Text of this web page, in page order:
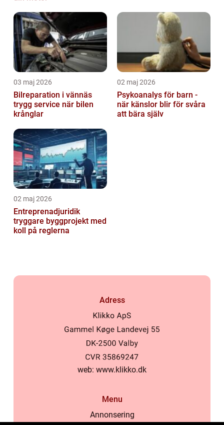
03 maj 2026
Bilreparation i vännäs
trygg service när bilen
krånglar
02 maj 2026
Psykoanalys för barn -
när känslor blir för svåra
att bära själv
02 maj 2026
Entreprenadjuridik
tryggare byggprojekt med
koll på reglerna
Adress
web: www.klikko.dk
Menu
Annonsering